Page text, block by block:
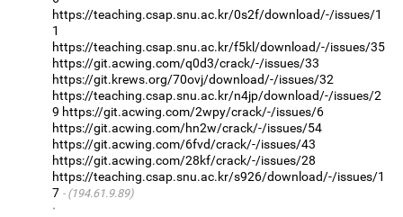
https://teaching.csap.snu.ac.kr/0s2f/download/-/issues/1
1
https://teaching.csap.snu.ac.kr/f5kl/download/-/issues/35
https://git.acwing.com/q0d3/crack/-/issues/33
https://git.krews.org/70ovj/download/-/issues/32
https://teaching.csap.snu.ac.kr/n4jp/download/-/issues/2
9 https://git.acwing.com/2wpy/crack/-/issues/6
https://git.acwing.com/hn2w/crack/-/issues/54
https://git.acwing.com/6fvd/crack/-/issues/43
https://git.acwing.com/28kf/crack/-/issues/28
https://teaching.csap.snu.ac.kr/s926/download/-/issues/1
7
(194.61.9.89)
·